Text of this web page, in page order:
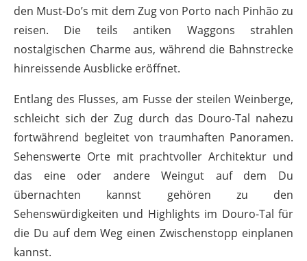
den Must-Do’s mit dem Zug von Porto nach Pinhão zu
reisen. Die teils antiken Waggons strahlen
nostalgischen Charme aus, während die Bahnstrecke
hinreissende Ausblicke eröffnet.
Entlang des Flusses, am Fusse der steilen Weinberge,
schleicht sich der Zug durch das Douro-Tal nahezu
fortwährend begleitet von traumhaften Panoramen.
Sehenswerte Orte mit prachtvoller Architektur und
das eine oder andere Weingut auf dem Du
übernachten kannst gehören zu den
Sehenswürdigkeiten und Highlights im Douro-Tal für
die Du auf dem Weg einen Zwischenstopp einplanen
kannst.